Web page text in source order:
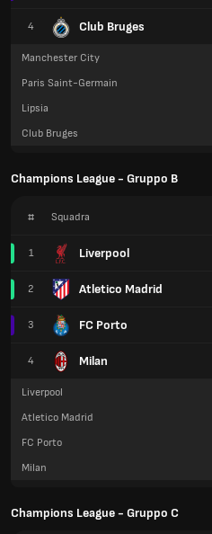
4 Club Bruges
Manchester City
Paris Saint-Germain
Lipsia
Club Bruges
Champions League - Gruppo B
# Squadra
1 Liverpool
2 Atletico Madrid
3 FC Porto
4 Milan
Liverpool
Atletico Madrid
FC Porto
Milan
Champions League - Gruppo C